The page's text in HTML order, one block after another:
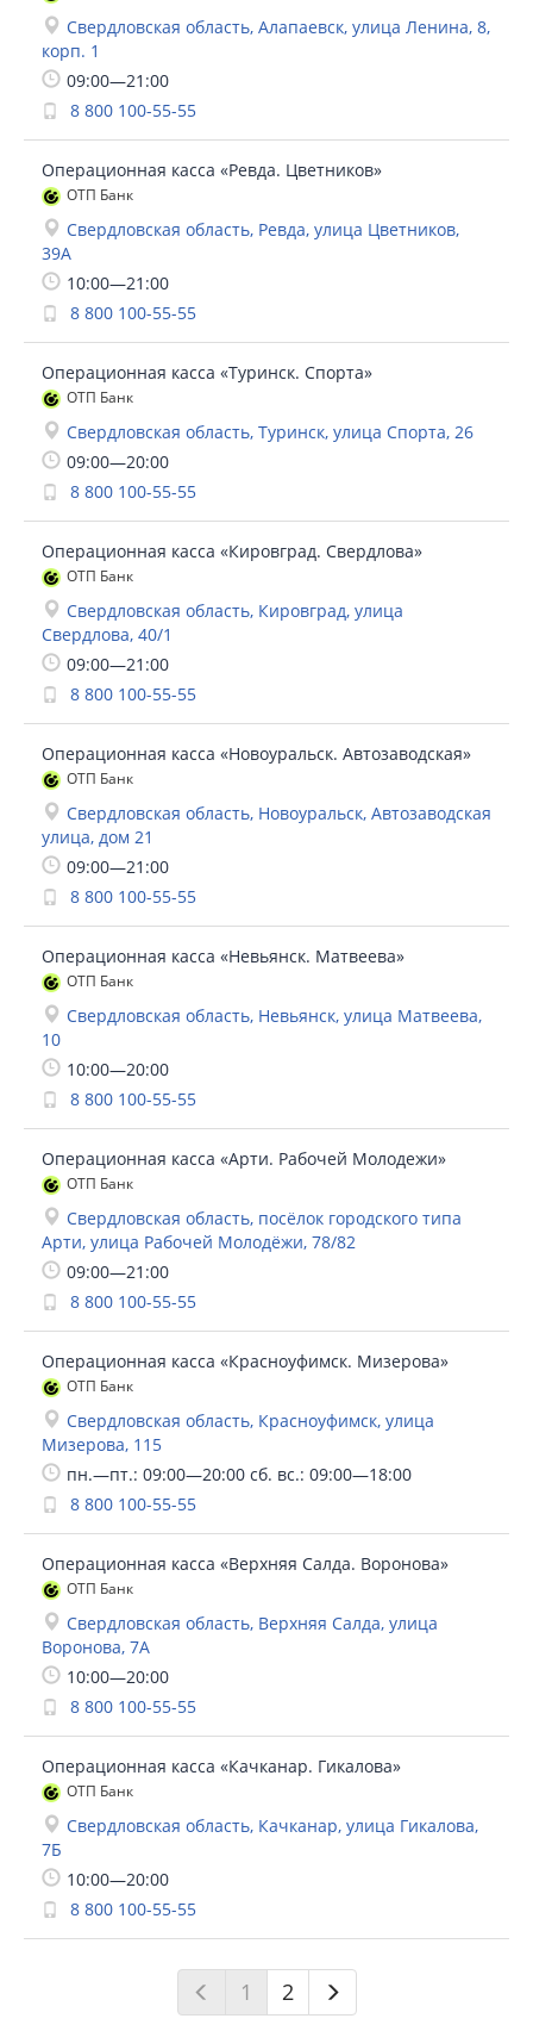
Свердловская область, Алапаевск, улица Ленина, 8,
корп. 1
09:00—21:00
8 800 100-55-55
Операционная касса «Ревда. Цветников»
ОТП Банк
Свердловская область, Ревда, улица Цветников,
39А
10:00—21:00
8 800 100-55-55
Операционная касса «Туринск. Спорта»
ОТП Банк
Свердловская область, Туринск, улица Спорта, 26
09:00—20:00
8 800 100-55-55
Операционная касса «Кировград. Свердлова»
ОТП Банк
Свердловская область, Кировград, улица
Свердлова, 40/1
09:00—21:00
8 800 100-55-55
Операционная касса «Новоуральск. Автозаводская»
ОТП Банк
Свердловская область, Новоуральск, Автозаводская
улица, дом 21
09:00—21:00
8 800 100-55-55
Операционная касса «Невьянск. Матвеева»
ОТП Банк
Свердловская область, Невьянск, улица Матвеева,
10
10:00—20:00
8 800 100-55-55
Операционная касса «Арти. Рабочей Молодежи»
ОТП Банк
Свердловская область, посёлок городского типа
Арти, улица Рабочей Молодёжи, 78/82
09:00—21:00
8 800 100-55-55
Операционная касса «Красноуфимск. Мизерова»
ОТП Банк
Свердловская область, Красноуфимск, улица
Мизерова, 115
пн.—пт.: 09:00—20:00 сб. вс.: 09:00—18:00
8 800 100-55-55
Операционная касса «Верхняя Салда. Воронова»
ОТП Банк
Свердловская область, Верхняя Салда, улица
Воронова, 7А
10:00—20:00
8 800 100-55-55
Операционная касса «Качканар. Гикалова»
ОТП Банк
Свердловская область, Качканар, улица Гикалова,
7Б
10:00—20:00
8 800 100-55-55
1 2